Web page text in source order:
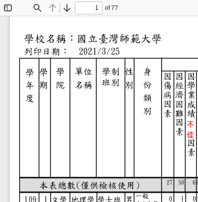
Find Previous
Next
of 77
學校名稱：
列印日期：2021/3/25
國立臺灣師範大
學
期
因
傷
病
因
素
因
經
濟
困
難
因
素
因
學
業
成
績
不
佳
因
素
學
年
度
學
院
單位
名稱
學制
班別
性
別
身
份
類
別
27 50
本表總數
( 僅供檢核使用
)
109 1
文學地理學學士班 男
一般
0 1 0